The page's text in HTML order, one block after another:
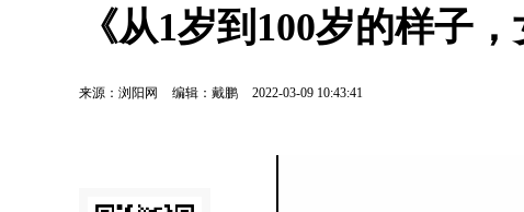
《从1岁到100岁的样子
来源：浏阳网 编辑：戴鹏 2022-03-09 10:43:41